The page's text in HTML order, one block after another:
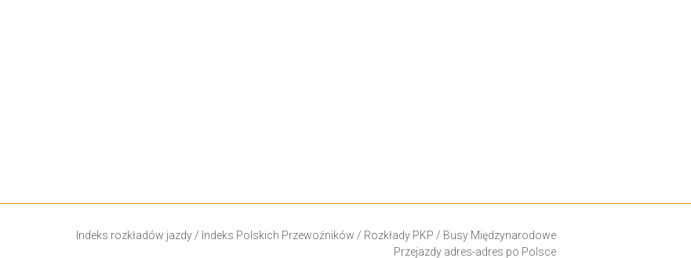
Indeks rozkładów jazdy/ Indeks Polskich Przewoźników / Rozkłady PKP / Busy Międzynarodowe
Przejazdy adres-adres po Polsce